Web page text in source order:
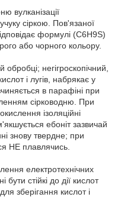
вулканізації
сіркою. Пов'язаної
формулі (C6H9S)
або чорного кольору.
негігроскопічний,
і лугів, набрякає у
в парафіні при
сірководню. При
ізоляційні
ебоніт зазвичай
знову твердне; при
НЕ плавлячись.
електротехнічних
бути стійкі до дії кислот
для зберігання кислот і